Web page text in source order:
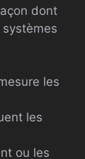
dont
les
les
ou les